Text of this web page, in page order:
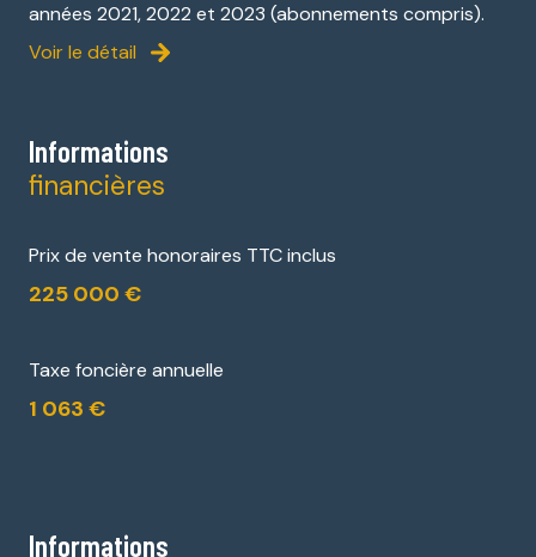
années 2021, 2022 et 2023 (abonnements compris).
Voir le détail
Informations
financières
Prix de vente honoraires TTC inclus
225 000 €
Taxe foncière annuelle
1 063 €
Informations